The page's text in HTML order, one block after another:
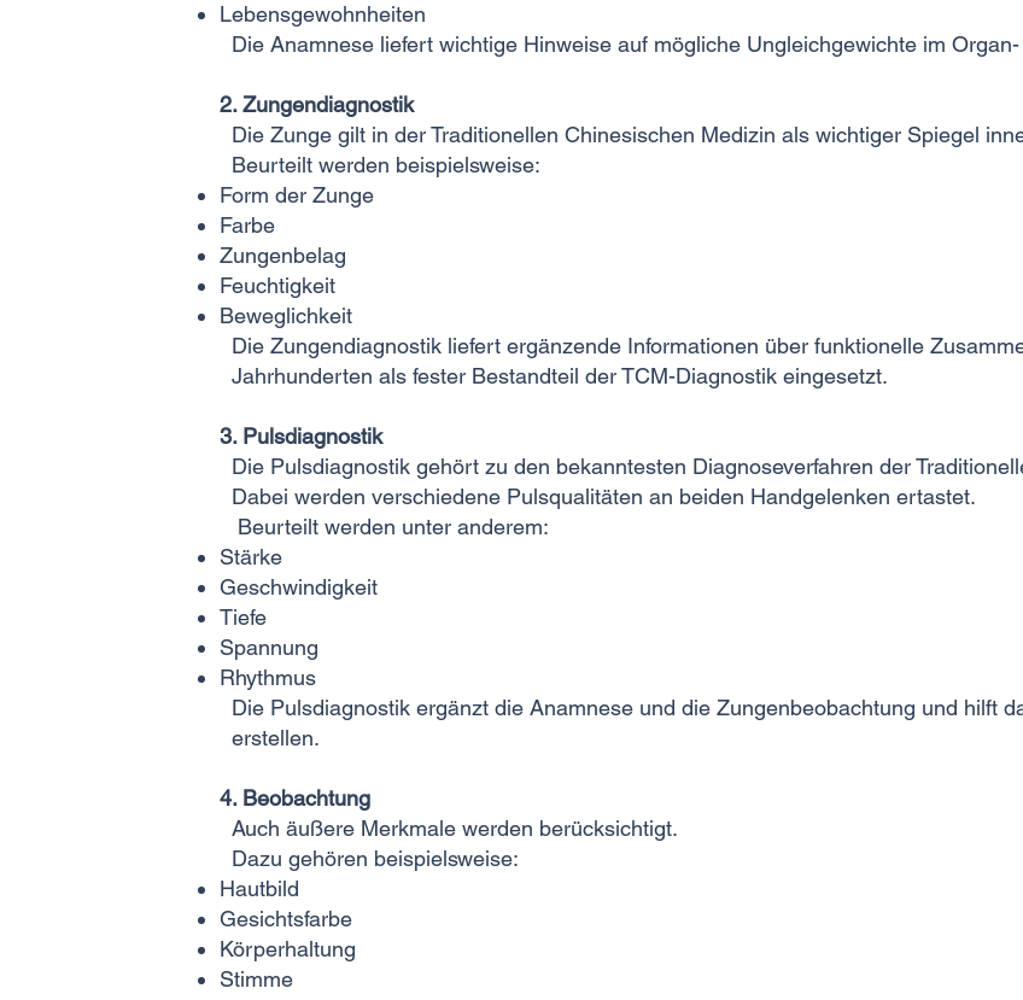
Lebensgewohnheiten
Die Anamnese liefert wichtige Hinweise auf mögliche Ungleichgewichte im
2. Zungendiagnostik
Die Zunge gilt in der Traditionellen Chinesischen Medizin als wichtiger Spiegel
Beurteilt werden beispielsweise:
Form der Zunge
Farbe
Zungenbelag
Feuchtigkeit
Beweglichkeit
Die Zungendiagnostik liefert ergänzende Informationen über funktionelle
Jahrhunderten als fester Bestandteil der TCM-Diagnostik eingesetzt.
3. Pulsdiagnostik
Die Pulsdiagnostik gehört zu den bekanntesten Diagnoseverfahren der
Dabei werden verschiedene Pulsqualitäten an beiden Handgelenken ertastet.
Beurteilt werden unter anderem:
Stärke
Geschwindigkeit
Tiefe
Spannung
Rhythmus
Die Pulsdiagnostik ergänzt die Anamnese und die Zungenbeobachtung und hilft
erstellen.
4. Beobachtung
Auch äußere Merkmale werden berücksichtigt.
Dazu gehören beispielsweise:
Hautbild
Gesichtsfarbe
Körperhaltung
Stimme